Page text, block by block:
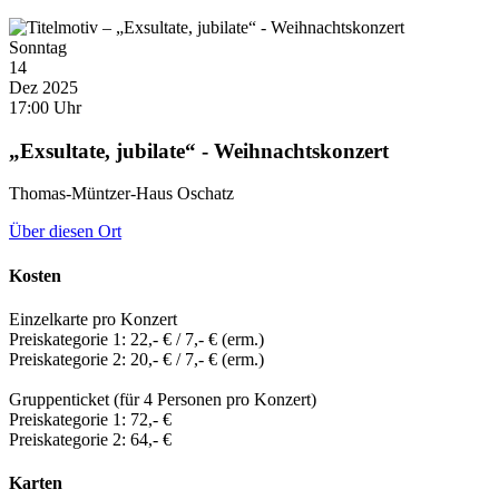
Sonntag
14
Dez 2025
17:00 Uhr
„Exsultate, jubilate“ - Weihnachtskonzert
Thomas-Müntzer-Haus Oschatz
Über diesen Ort
Kosten
Einzelkarte pro Konzert
Preiskategorie 1: 22,- € / 7,- € (erm.)
Preiskategorie 2: 20,- € / 7,- € (erm.)
Gruppenticket (für 4 Personen pro Konzert)
Preiskategorie 1: 72,- €
Preiskategorie 2: 64,- €
Karten